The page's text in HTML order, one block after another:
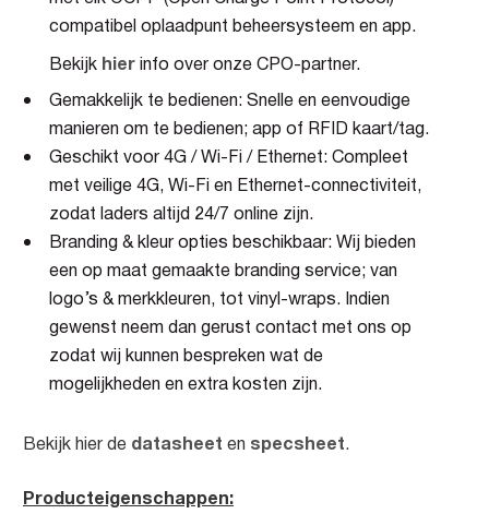
compatibel oplaadpunt beheersysteem en app.
Bekijk hierinfo over onze CPO-partner.
Gemakkelijk te bedienen: Snelle en eenvoudige
manieren om te bedienen; app of RFID kaart/tag.
Geschikt voor 4G / Wi-Fi / Ethernet: Compleet
met veilige 4G, Wi-Fi en Ethernet-connectiviteit,
zodat laders altijd 24/7 online zijn.
Branding & kleur opties beschikbaar: Wij bieden
een op maat gemaakte branding service; van
logo’s & merkkleuren, tot vinyl-wraps. Indien
gewenst neem dan gerust contact met ons op
zodat wij kunnen bespreken wat de
mogelijkheden en extra kosten zijn.
Bekijk hier de datasheet en specsheet.
Producteigenschappen: